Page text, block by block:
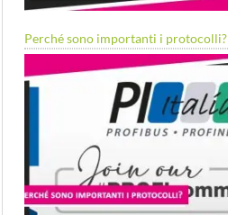
Perché sono importanti i protocolli?